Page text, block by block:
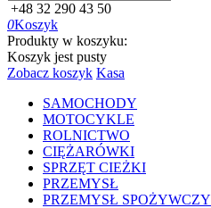
+48 32 290 43 50
0Koszyk
Produkty w koszyku:
Koszyk jest pusty
Zobacz koszyk Kasa
SAMOCHODY
MOTOCYKLE
ROLNICTWO
CIĘŻARÓWKI
SPRZĘT CIEŻKI
PRZEMYSŁ
PRZEMYSŁ SPOŻYWCZY